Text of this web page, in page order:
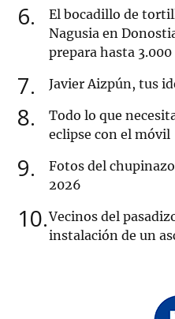
6
El bocadillo de
Nagusia en
prepara hasta 3.000
7 Javier Aizpún, tus
8
Todo lo que
eclipse con el móvil
9
Fotos del
2026
10 Vecinos del
instalación de un